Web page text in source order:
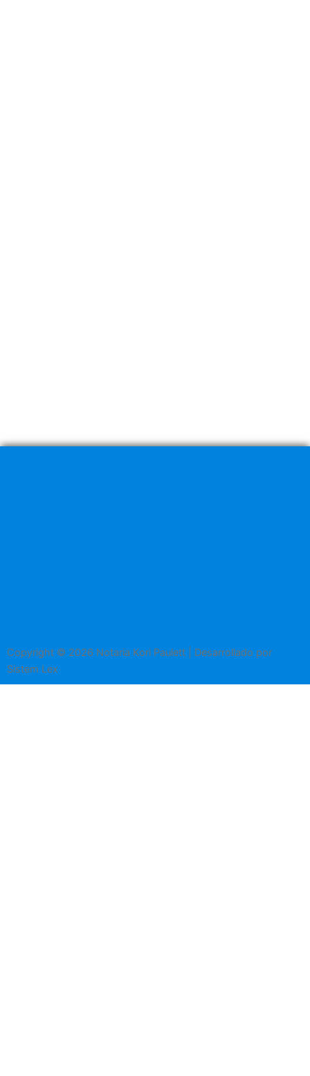
Copyright © 2026 Notaria Kori Paulett | Desarrollado por
Sistem Lex